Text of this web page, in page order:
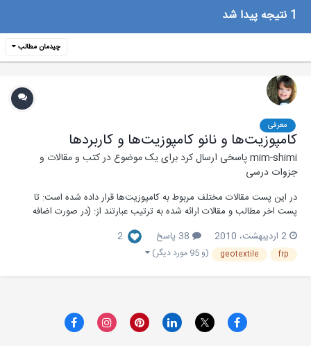
چیدمان مطالب
معرفی
كامپوزیت‌ها و نانو کامپوزیت‌ها و کاربردها
mim-shimiپاسخی ارسال کرد برای یک موضوع درکتب و مقالات و
جزوات درسی
در این پست مقالات مختلف مربوط به کامپوزیت‌ها قرار داده شده است: تا
پست اخر مطالب و مقالات ارائه شده به ترتیب عبارتند از: (در صورت اضافه
-كاربرد كامپوزیت در...
2 اردیبهشت، 2010 38 پاسخ 2
frp
geotextile (و 95 مورد دیگر)